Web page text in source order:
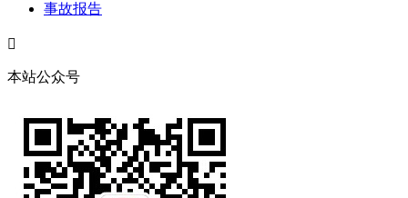
事故报告

本站公众号